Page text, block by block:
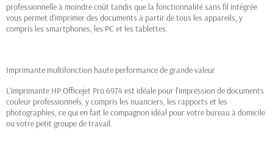
professionnelle à moindre coût tandis que la fonctionnalité sans fil intégrée
vous permet d'imprimer des documents à partir de tous les appareils, y
compris les smartphones, les PC et les tablettes.
Imprimante multifonction haute performance de grande valeur
L'imprimante HP Officejet Pro 6974 est idéale pour l'impression de documents
couleur professionnels, y compris les nuanciers, les rapports et les
photographies, ce qui en fait le compagnon idéal pour votre bureau à domicile
ou votre petit groupe de travail.